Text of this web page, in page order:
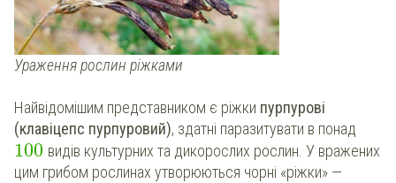
Ураження рослин ріжками
Найвідомішим представником є ріжки пурпурові
(клавіцепс пурпуровий), здатні паразитувати в понад
100 видів культурних та дикорослих рослин. У вражених
цим грибом рослинах утворюються чорні «ріжки» —